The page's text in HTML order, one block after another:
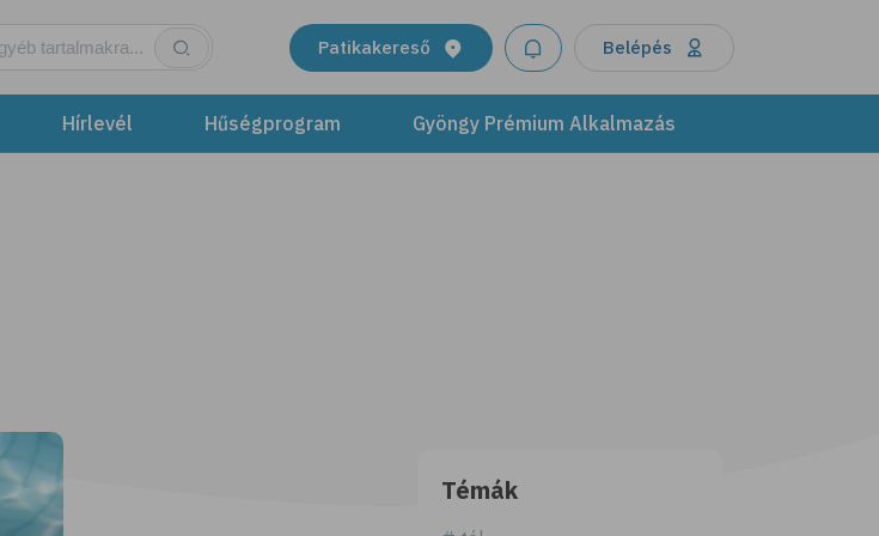
Patikakereső Belépés
Hírlevél Hűségprogram Gyöngy Prémium Alkalmazás
Témák